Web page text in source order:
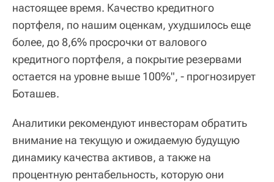
настоящее время. Качество кредитного
портфеля, по нашим оценкам, ухудшилось еще
более, до 8,6% просрочки от валового
кредитного портфеля, а покрытие резервами
остается на уровне выше 100%", - прогнозирует
Боташев.
Аналитики рекомендуют инвесторам обратить
внимание на текущую и ожидаемую будущую
динамику качества активов, а также на
процентную рентабельность, которую они